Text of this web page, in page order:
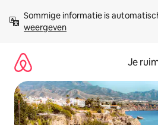
direct
naar
Sommige informatie is
weergeven
Je